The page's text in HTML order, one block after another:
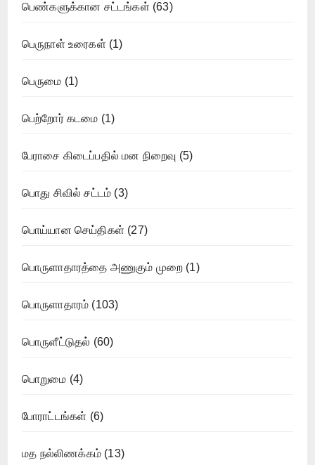
பெண்களுக்கான சட்டங்கள் (63)
பெருநாள் உரைகள் (1)
பெருமை (1)
பெற்றோர் கடமை (1)
பேராசை கிடைப்பதில் மன நிறைவு (5)
பொது சிவில் சட்டம் (3)
பொய்யான செய்திகள் (27)
பொருளாதாரத்தை அணுகும் முறை (1)
பொருளாதாரம் (103)
பொருளீட்டுதல் (60)
பொறுமை (4)
போராட்டங்கள் (6)
மத நல்லிணக்கம் (13)